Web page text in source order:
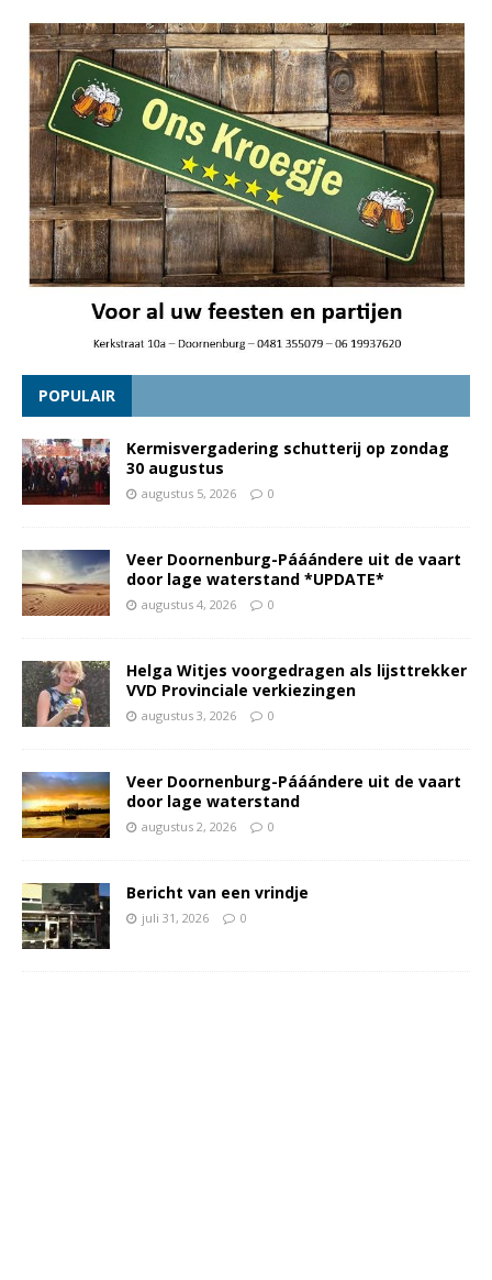
POPULAIR
Kermisvergadering schutterij op zondag
30 augustus
augustus 5, 2026 0
Veer Doornenburg-Pááándere uit de vaart
door lage waterstand *UPDATE*
augustus 4, 2026 0
Helga Witjes voorgedragen als lijsttrekker
VVD Provinciale verkiezingen
augustus 3, 2026 0
Veer Doornenburg-Pááándere uit de vaart
door lage waterstand
augustus 2, 2026 0
Bericht van een vrindje
juli 31, 2026 0